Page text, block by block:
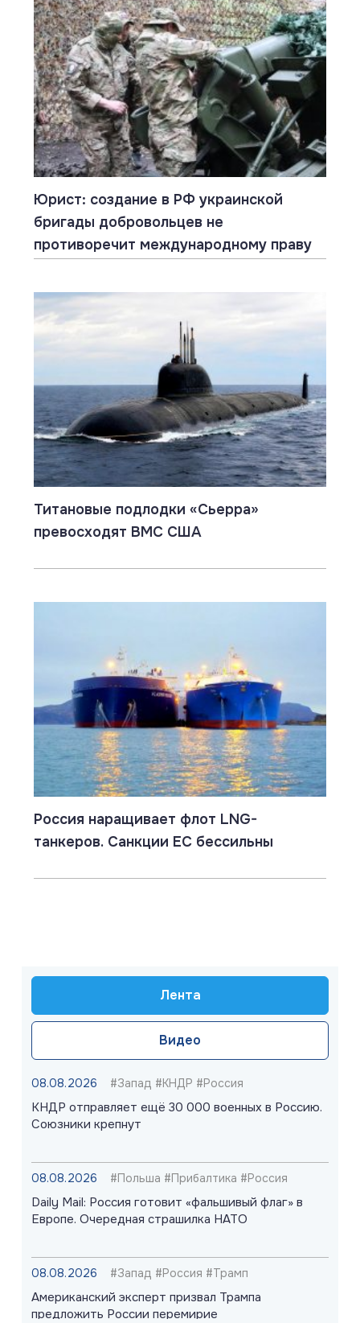
Лента
Видео
08.08.2026 #Запад #КНДР #Россия
КНДР отправляет ещё 30 000 военных в Россию.
Союзники крепнут
08.08.2026 #Польша #Прибалтика #Россия
Daily Mail: Россия готовит «фальшивый флаг» в
Европе. Очередная страшилка НАТО
08.08.2026 #Запад #Россия #Трамп
Американский эксперт призвал Трампа
предложить России перемирие
Юрист: создание в РФ украинской
бригады добровольцев не
противоречит международному праву
Титановые подлодки «Сьерра»
превосходят ВМС США
Россия наращивает флот LNG-
танкеров. Санкции ЕС бессильны